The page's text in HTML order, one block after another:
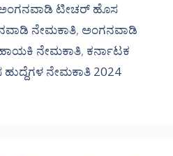
ಟೀಚರ್ ಹೊಸ
ನೇಮಕಾತಿ, ಅಂಗನವಾಡಿ
ನೇಮಕಾತಿ, ಕರ್ನಾಟಕ
ನೇಮಕಾತಿ 2024